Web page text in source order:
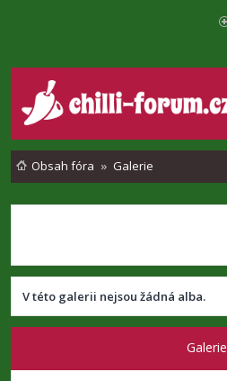
Obsah fóra Galerie
V této galerii nejsou žádná alba.
Galerie